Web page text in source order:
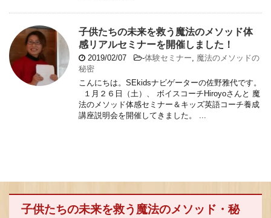
子供たちの未来を救う魔法のメソッド体
感リアルセミナーを開催しました！
2019/02/07 -体験セミナー
魔法のメソッドの
秘密
こんにちは。SEkidsナビゲーターの佐野雅代です。
１月２６日（土）、 ボイスコーチHiroyoさんと 魔
法のメソッド体感セミナー＆キッズ英語コーチ養成
講座説明会を開催してきました。 ...
子供たちの未来を救う魔法のメソッド・秘